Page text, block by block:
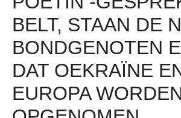
BELT, STAAN ​​DE
BONDGENOTEN
DAT OEKRAÏNE
EUROPA